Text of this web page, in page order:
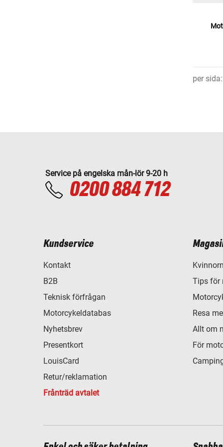
per sida:
Service på engelska mån-lör 9-20 h
0200 884 712
Kundservice
Kontakt
B2B
Teknisk förfrågan
Motorcykeldatabas
Nyhetsbrev
Presentkort
LouisCard
Retur/reklamation
Frånträd avtalet
Tips för
Resa
Allt om
För